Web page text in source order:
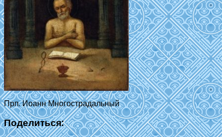
Прп. Иоанн Многострадальный
Поделиться: